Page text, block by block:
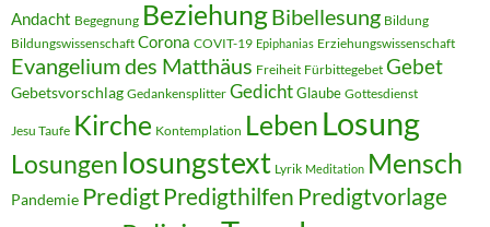
Andacht Begegnung BeziehungBibellesung Bildung
Bildungswissenschaft Corona COVIT-19 Epiphanias Erziehungswissenschaft
Evangelium des Matthäus Freiheit Fürbittegebet Gebet
Gebetsvorschlag Gedankensplitter GedichtGlaube Gottesdienst
Jesu Taufe Kirche Kontemplation Leben Losung
Losungen losungstext Lyrik Meditation Mensch
Pandemie Predigt Predigthilfen Predigtvorlage